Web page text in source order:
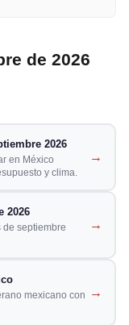
de 2026
2026
en México
y clima.
→
2026
de septiembre
→
mexicano con
→